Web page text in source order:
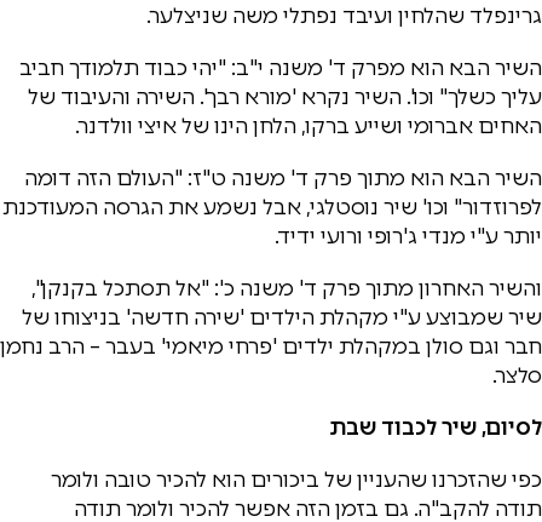
גרינפלד שהלחין ועיבד נפתלי משה שניצלער.
השיר הבא הוא מפרק ד' משנה י"ב: "יהי כבוד תלמודך חביב
עליך כשלך" וכו'. השיר נקרא 'מורא רבך'. השירה והעיבוד של
האחים אברומי ושייע ברקו, הלחן הינו של איצי וולדנר.
השיר הבא הוא מתוך פרק ד' משנה ט"ז: "העולם הזה דומה
לפרוזדור" וכו' שיר נוסטלגי, אבל נשמע את הגרסה המעודכנת
יותר ע"י מנדי ג'רופי ורועי ידיד.
והשיר האחרון מתוך פרק ד' משנה כ': "אל תסתכל בקנקן",
שיר שמבוצע ע"י מקהלת הילדים 'שירה חדשה' בניצוחו של
חבר וגם סולן במקהלת ילדים 'פרחי מיאמי' בעבר – הרב נחמן
סלצר.
לסיום, שיר לכבוד שבת
כפי שהזכרנו שהעניין של ביכורים הוא להכיר טובה ולומר
תודה להקב"ה. גם בזמן הזה אפשר להכיר ולומר תודה